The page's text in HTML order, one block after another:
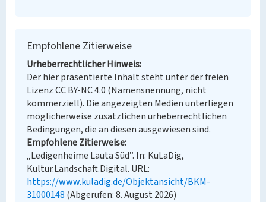
Empfohlene Zitierweise
Urheberrechtlicher Hinweis
Der hier präsentierte Inhalt steht unter der freien
Lizenz CC BY-NC 4.0 (Namensnennung, nicht
kommerziell). Die angezeigten Medien unterliegen
möglicherweise zusätzlichen urheberrechtlichen
Bedingungen, die an diesen ausgewiesen sind.
Empfohlene Zitierweise
„Ledigenheime Lauta Süd”. In: KuLaDig,
Kultur.Landschaft.Digital. URL:
https://www.kuladig.de/Objektansicht/BKM-
31000148 (Abgerufen: 8. August 2026)